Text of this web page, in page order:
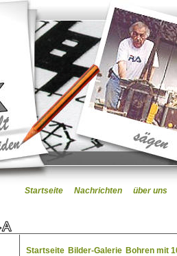
Startseite Nachrichten über uns
Startseite Bilder-Galerie Bohren mit